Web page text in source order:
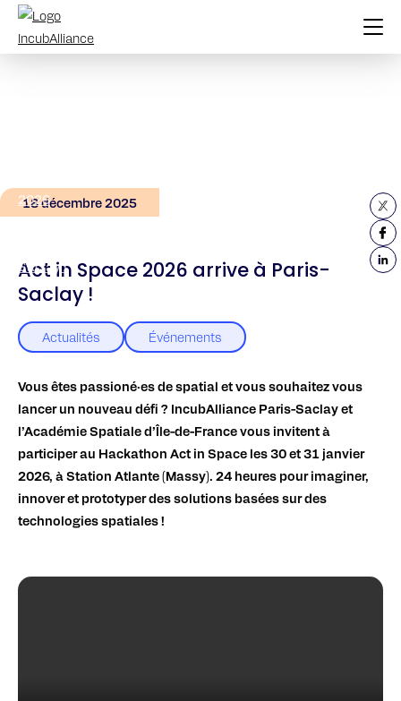
2026
arrive à
Saclay !
Act in Space 2026 arrive à Paris-
Saclay !
18 décembre 2025
Actualités Événements
Vous êtes passioné·es de spatial et vous souhaitez vous
lancer un nouveau défi ? IncubAlliance Paris-Saclay et
l’Académie Spatiale d’Île-de-France vous invitent à
participer au Hackathon Act in Space les30 et 31 janvier
2026, àStation Atlante (Massy). 24 heures pour imaginer,
innover et prototyper des solutions basées sur des
technologies spatiales !